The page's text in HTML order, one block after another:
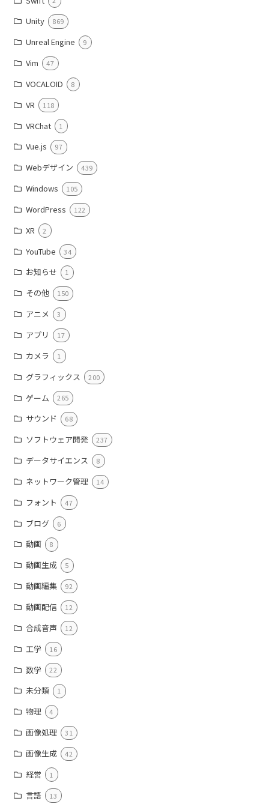
Unity 869
Unreal Engine 9
Vim 47
VOCALOID 8
VR 118
VRChat 1
Vue.js 97
Webデザイン 439
Windows 105
WordPress 122
XR 2
YouTube 34
お知らせ 1
その他 150
アニメ 3
アプリ 17
カメラ 1
グラフィックス 200
ゲーム 265
サウンド 68
ソフトウェア開発 237
データサイエンス 8
ネットワーク管理 14
フォント 47
ブログ 6
動画 8
動画生成 5
動画編集 92
動画配信 12
合成音声 12
工学 16
数学 22
未分類 1
物理 4
画像処理 31
画像生成 42
経営 1
言語 13